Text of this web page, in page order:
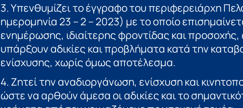
3. Υπενθυμίζει το έγγραφο του περιφερειάρχη
ημερομηνία 23 – 2 – 2023) με το οποίο
ενημέρωσης, ιδιαίτερης φροντίδας και
υπάρξουν αδικίες και προβλήματα κατά την
ενίσχυσης, χωρίς όμως αποτέλεσμα.
4. Ζητεί την αναδιοργάνωση, ενίσχυση και
ώστε να αρθούν άμεσα οι αδικίες και το